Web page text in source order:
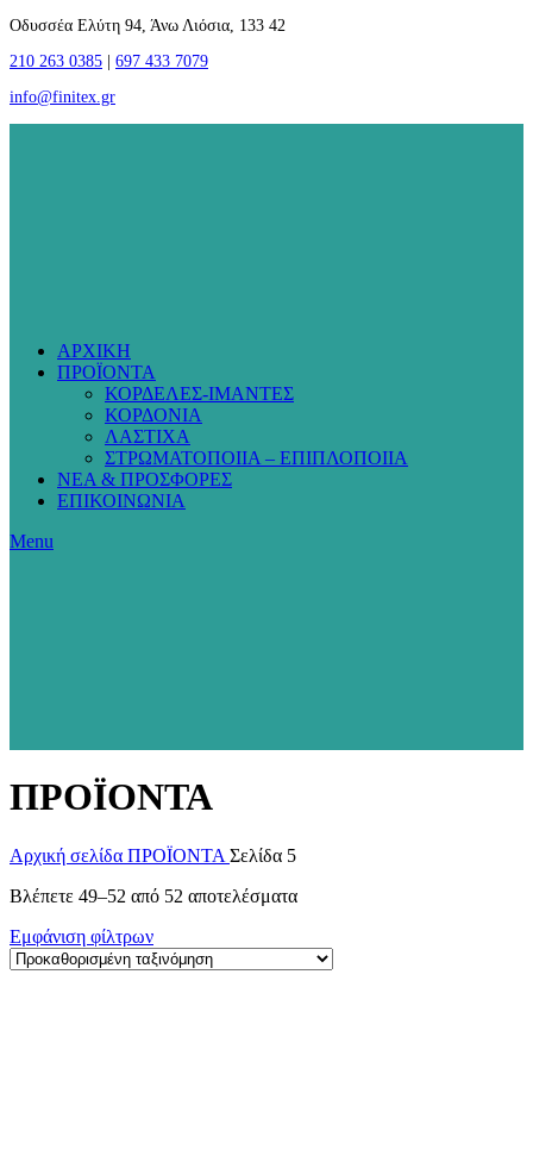
Οδυσσέα Ελύτη 94, Άνω Λιόσια, 133 42
210 263 0385
697 433 7079
info@finitex.gr
ΑΡΧΙΚΗ
ΠΡΟΪΟΝΤΑ
ΚΟΡΔΕΛΕΣ-ΙΜΑΝΤΕΣ
ΚΟΡΔΟΝΙΑ
ΛΑΣΤΙΧΑ
ΣΤΡΩΜΑΤΟΠΟΙΙΑ – ΕΠΙΠΛΟΠΟΙΙΑ
ΝΕΑ & ΠΡΟΣΦΟΡΕΣ
ΕΠΙΚΟΙΝΩΝΙΑ
Menu
ΠΡΟΪΟΝΤΑ
Αρχική σελίδα ΠΡΟΪΟΝΤΑ Σελίδα 5
Βλέπετε 49–52 από 52 αποτελέσματα
Εμφάνιση φίλτρων